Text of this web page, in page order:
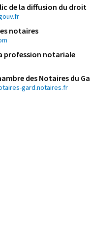
de la diffusion du droit
notaires
profession notariale
des Notaires du
gard.notaires.fr